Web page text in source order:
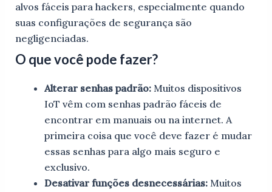
alvos fáceis para hackers, especialmente quando
suas configurações de segurança são
negligenciadas.
O que você pode fazer?
Alterar senhas padrão:Muitos dispositivos
IoT vêm com senhas padrão fáceis de
encontrar em manuais ou na internet. A
primeira coisa que você deve fazer é mudar
essas senhas para algo mais seguro e
exclusivo.
Desativar funções desnecessárias:Muitos